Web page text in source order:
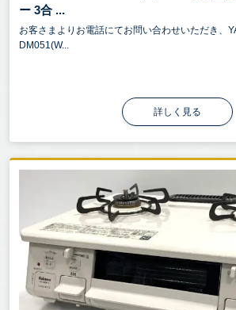
ー 3合 ...
お客さまよりお電話にてお問い合わせいただき、
DM051(W...
詳しく見る